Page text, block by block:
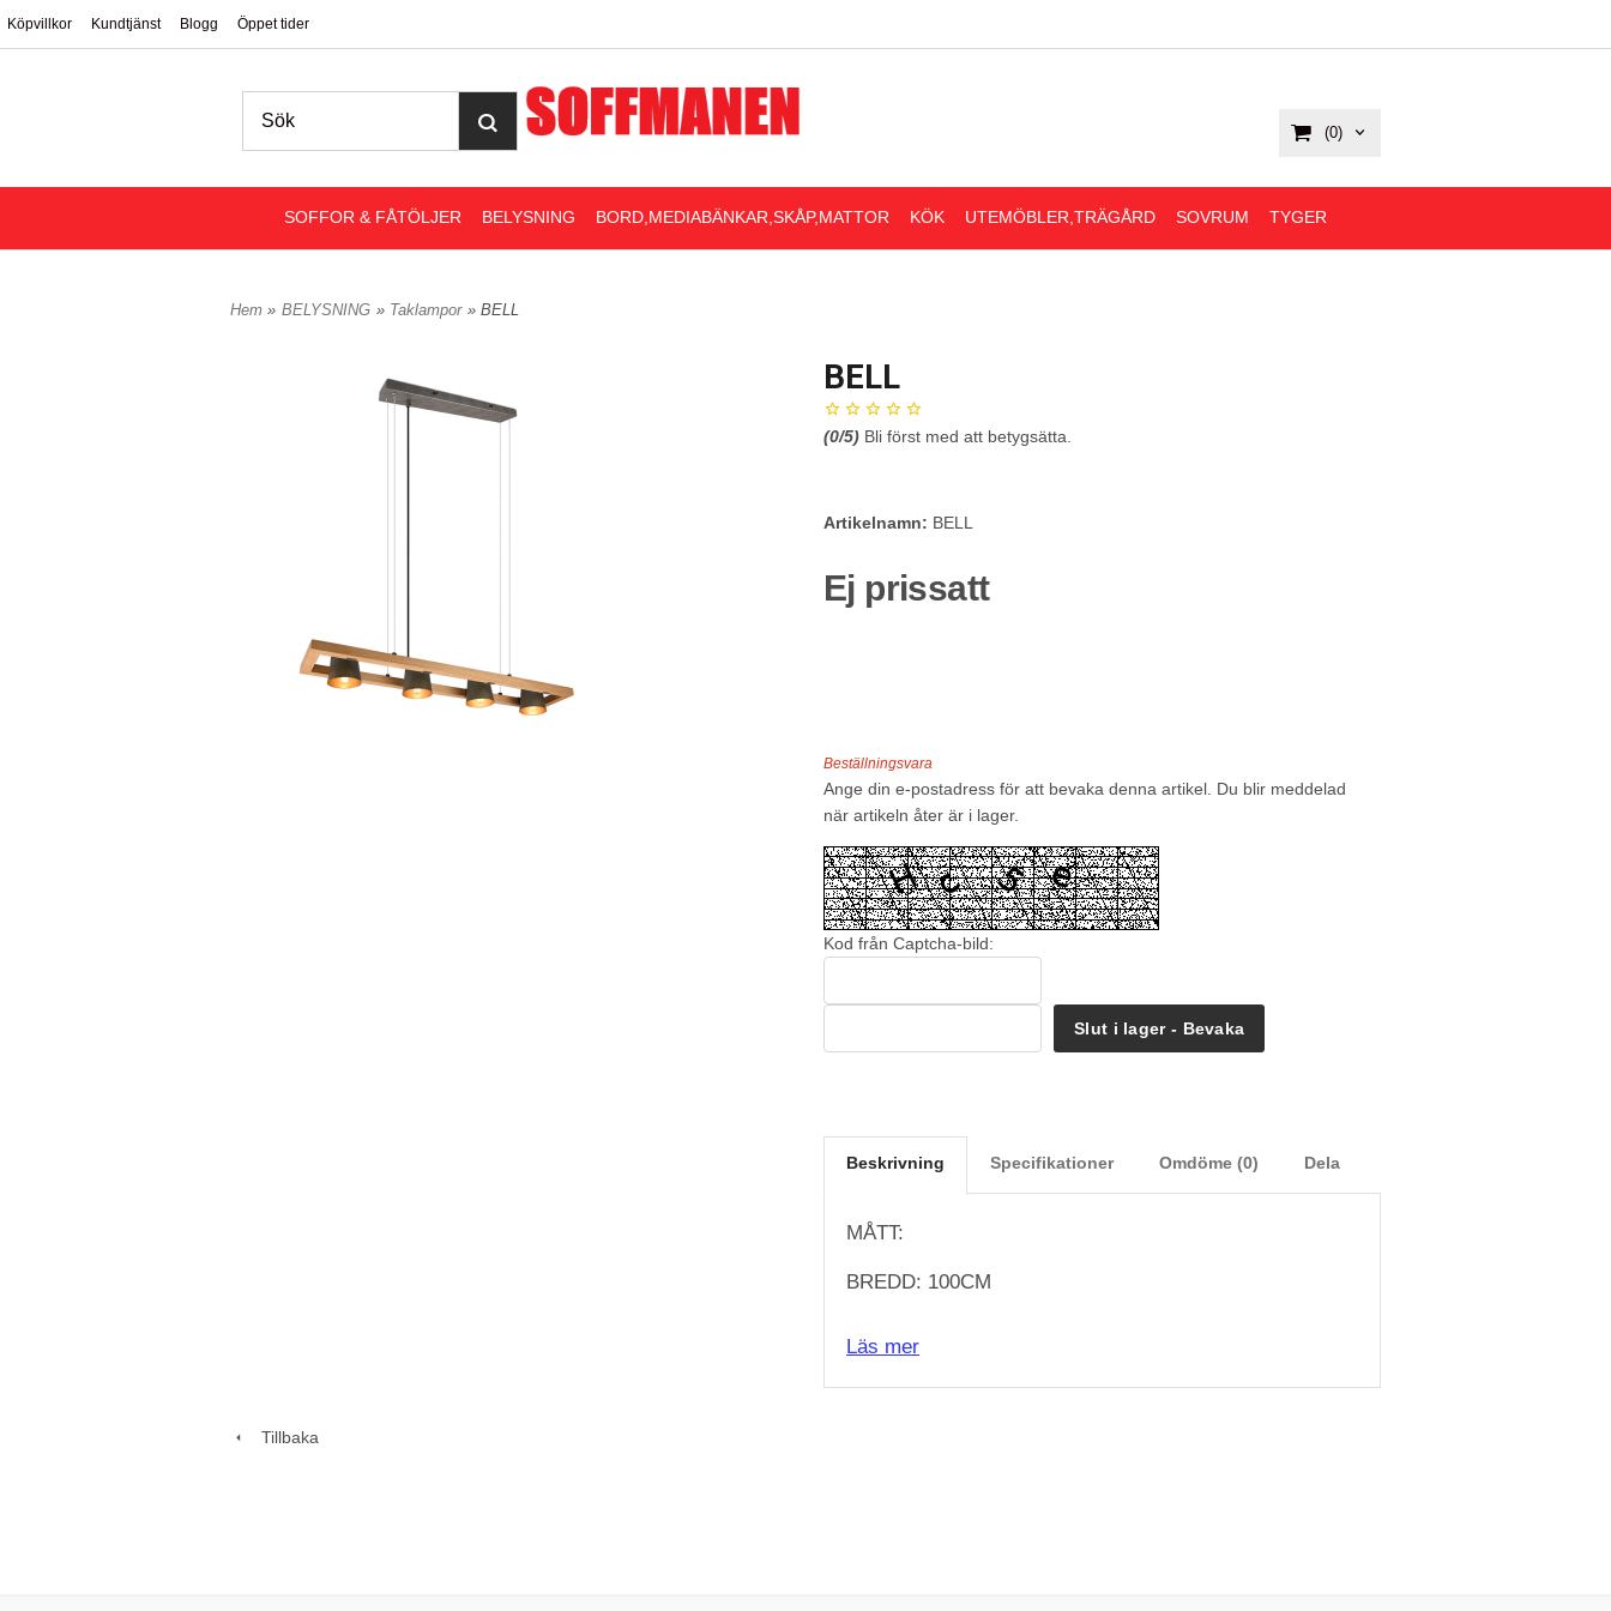
Köpvillkor Kundtjänst Blogg Öppet tider
(0)
SOFFOR & FÅTÖLJER BELYSNING BORD,MEDIABÄNKAR,SKÅP,MATTOR KÖK UTEMÖBLER,TRÄGÅRD SOVRUM TYGER
Hem » BELYSNING » Taklampor » BELL
BELL
(0/5) Bli först med att betygsätta.
Artikelnamn: BELL
Ej prissatt
Beställningsvara
Ange din e-postadress för att bevaka denna artikel. Du blir meddelad
när artikeln åter är i lager.
Kod från Captcha-bild:
Slut i lager - Bevaka
Beskrivning Specifikationer Omdöme (0) Dela
MÅTT:
BREDD: 100CM
Läs mer
Tillbaka